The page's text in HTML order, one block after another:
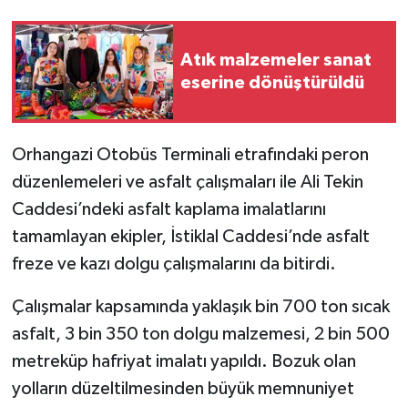
Atık malzemeler sanat
eserine dönüştürüldü
Orhangazi Otobüs Terminali etrafındaki peron
düzenlemeleri ve asfalt çalışmaları ile Ali Tekin
Caddesi’ndeki asfalt kaplama imalatlarını
tamamlayan ekipler, İstiklal Caddesi’nde asfalt
freze ve kazı dolgu çalışmalarını da bitirdi.
Çalışmalar kapsamında yaklaşık bin 700 ton sıcak
asfalt, 3 bin 350 ton dolgu malzemesi, 2 bin 500
metreküp hafriyat imalatı yapıldı. Bozuk olan
yolların düzeltilmesinden büyük memnuniyet